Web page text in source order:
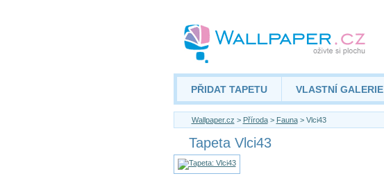
PŘIDAT TAPETU VLASTNÍ GALERIE
Wallpaper.cz > Příroda> Fauna> Vlci43
Tapeta Vlci43